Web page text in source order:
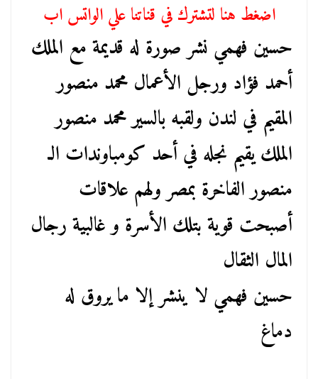
اضغط هنا لتشترك في قناتنا علي الواتس اب
حسين فهمي نشر صورة له قديمة مع الملك
أحمد فؤاد ورجل الأعمال محمد منصور
المقيم في لندن ولقبه بالسير محمد منصور
الملك يقيم نجله في أحد كومباوندات الـ
منصور الفاخرة بمصر ولهم علاقات
أصبحت قوية بتلك الأسرة و غالبية رجال
المال الثقال
حسين فهمي لا ينشر إلا ما يروق له
دماغ